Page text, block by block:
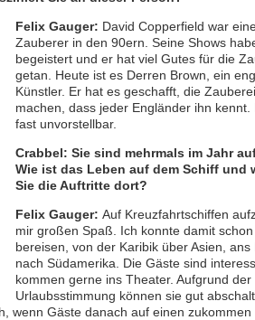
Felix Gauger: David Copperfield war
Zauberer in den 90ern. Seine Shows
begeistert und er hat viel Gutes für die
getan. Heute ist es Derren Brown, ein
Künstler. Er hat es geschafft, die
machen, dass jeder Engländer ihn kennt.
fast unvorstellbar.
Crabbel: Sie sind mehrmals im Jahr
Wie ist das Leben auf dem Schiff und
Sie die Auftritte dort?
Felix Gauger: Auf Kreuzfahrtschiffen
mir großen Spaß. Ich konnte damit
bereisen, von der Karibik über Asien, ans
nach Südamerika. Die Gäste sind
kommen gerne ins Theater. Aufgrund der
Urlaubsstimmung können sie gut
wenn Gäste danach auf einen zukommen